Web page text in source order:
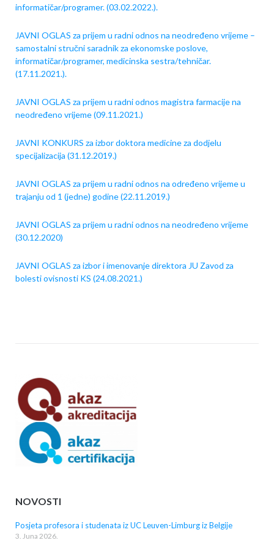
informatičar/programer. (03.02.2022.).
JAVNI OGLAS za prijem u radni odnos na neodređeno vrijeme –
samostalni stručni saradnik za ekonomske poslove,
informatičar/programer, medicinska sestra/tehničar.
(17.11.2021.).
JAVNI OGLAS za prijem u radni odnos magistra farmacije na
neodređeno vrijeme (09.11.2021.)
JAVNI KONKURS za izbor doktora medicine za dodjelu
specijalizacija (31.12.2019.)
JAVNI OGLAS za prijem u radni odnos na određeno vrijeme u
trajanju od 1 (jedne) godine (22.11.2019.)
JAVNI OGLAS za prijem u radni odnos na neodređeno vrijeme
(30.12.2020)
JAVNI OGLAS za izbor i imenovanje direktora JU Zavod za
bolesti ovisnosti KS (24.08.2021.)
NOVOSTI
Posjeta profesora i studenata iz UC Leuven-Limburg iz Belgije
3. Juna 2026.